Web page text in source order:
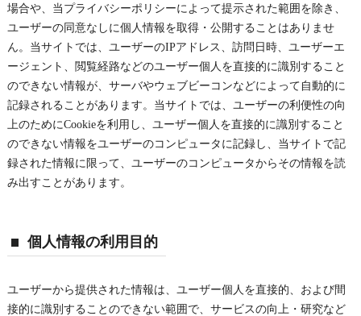
場合や、当プライバシーポリシーによって提示された範囲を除き、
ユーザーの同意なしに個人情報を取得・公開することはありませ
ん。当サイトでは、ユーザーのIPアドレス、訪問日時、ユーザーエ
ージェント、閲覧経路などのユーザー個人を直接的に識別すること
のできない情報が、サーバやウェブビーコンなどによって自動的に
記録されることがあります。当サイトでは、ユーザーの利便性の向
上のためにCookieを利用し、ユーザー個人を直接的に識別すること
のできない情報をユーザーのコンピュータに記録し、当サイトで記
録された情報に限って、ユーザーのコンピュータからその情報を読
み出すことがあります。
個人情報の利用目的
ユーザーから提供された情報は、ユーザー個人を直接的、および間
接的に識別することのできない範囲で、サービスの向上・研究など